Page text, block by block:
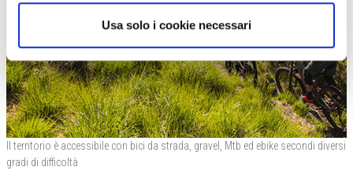
Usa solo i cookie necessari
Il territorio è accessibile con bici da strada, gravel, Mtb ed ebike secondi diversi
gradi di difficoltà